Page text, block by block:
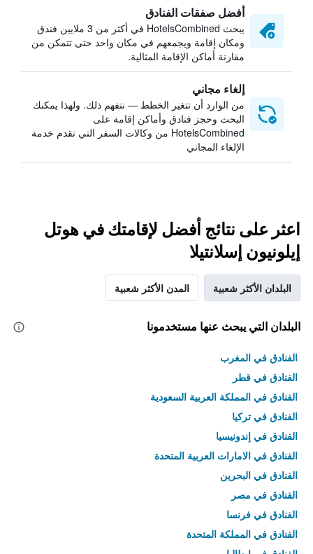
أفضل صفقات الفنادق
يبحث HotelsCombined في أكثر من 3 ملايين فندق
ومكان إقامة ويجمعهم في مكان واحد حتى تتمكن من
مقارنة أماكن الإقامة المثالية.
إلغاء مجاني
من الوارد أن تتغير الخطط — نتفهم ذلك. ولهذا يمكنك
البحث وحجز فنادق وأماكن إقامة على
HotelsCombined من وكالات السفر التي تقدم خدمة
الإلغاء المجاني
اعثر على نتائج أفضل لإقامتك في هوتل
إيلونيون إسلانتيلا
البلدان الأكثر شعبية المدن الأكثر شعبية
البلدان التي يبحث عنها مستخدمونا
الفنادق في المغرب
الفنادق في قطر
الفنادق في المملكة العربية السعودية
الفنادق في تركيا
الفنادق في إندونيسيا
الفنادق في الامارات العربية المتحدة
الفنادق في البحرين
الفنادق في مصر
الفنادق في فرنسا
الفنادق في المملكة المتحدة